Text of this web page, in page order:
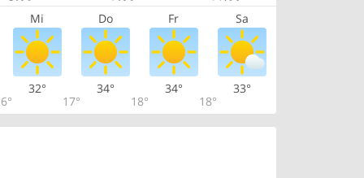
Mi Do Fr Sa
32°
17°
34°
18°
34°
18°
33°